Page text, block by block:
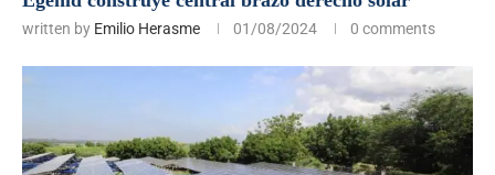
written by Emilio Herasme 01/08/2024 0 comments